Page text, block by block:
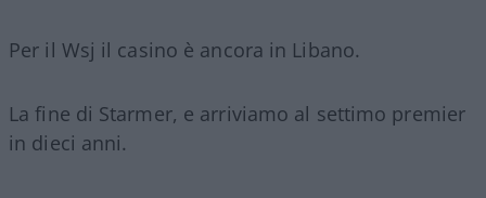
Per il Wsj il casino è ancora in Libano.
La fine di Starmer, e arriviamo al settimo premier
in dieci anni.